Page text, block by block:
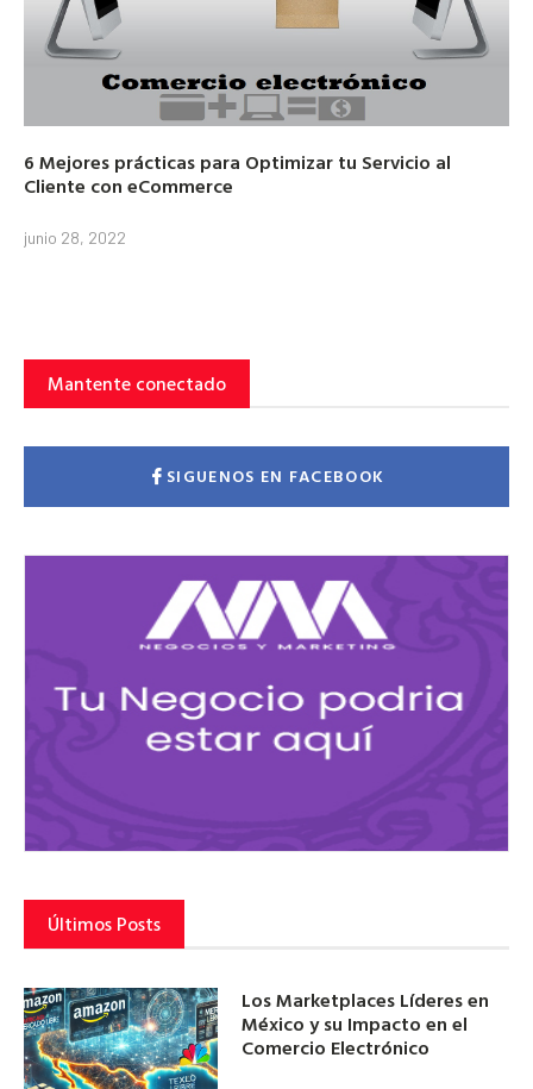
6 Mejores prácticas para Optimizar tu Servicio al
Cliente con eCommerce
junio 28, 2022
Mantente conectado
SIGUENOS EN FACEBOOK
Últimos Posts
Los Marketplaces Líderes en
México y su Impacto en el
Comercio Electrónico